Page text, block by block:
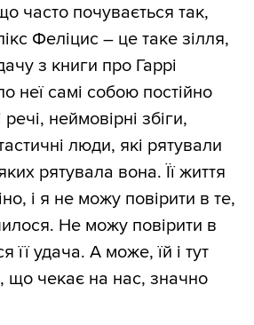
часто почувається так,
Феліцис – це таке зілля,
з книги про Гаррі
неї самі собою постійно
неймовірні збіги,
люди, які рятували
рятувала вона. Її життя
і я не можу повірити в те,
Не можу повірити в
її удача. А може, їй і тут
що чекає на нас, значно